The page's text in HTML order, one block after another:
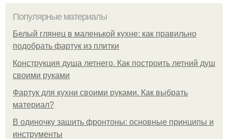
Популярные материалы
Белый глянец в маленькой кухне: как правильно
подобрать фартук из плитки
Конструкция душа летнего. Как построить летний душ
своими руками
Фартук для кухни своими руками. Как выбрать
материал?
В одиночку зашить фронтоны: основные принципы и
инструменты